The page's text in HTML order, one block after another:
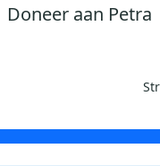
Doneer aan Petra